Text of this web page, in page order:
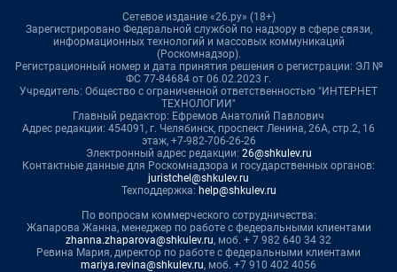
Сетевое издание «26.ру» (18+)
Зарегистрировано Федеральной службой по надзору в сфере связи,
информационных технологий и массовых коммуникаций
(Роскомнадзор).
Регистрационный номер и дата принятия решения о регистрации: ЭЛ №
ФС 77-84684 от 06.02.2023 г.
Учредитель: Общество с ограниченной ответственностью "ИНТЕРНЕТ
ТЕХНОЛОГИИ"
Главный редактор: Ефремов Анатолий Павлович
Адрес редакции: 454091, г. Челябинск, проспект Ленина, 26А, стр.2, 16
этаж, +7-982-706-26-26
Электронный адрес редакции: 26@shkulev.ru
Контактные данные для Роскомнадзора и государственных органов:
juristchel@shkulev.ru
Техподдержка: help@shkulev.ru
По вопросам коммерческого сотрудничества:
Жапарова Жанна, менеджер по работе с федеральными клиентами
zhanna.zhaparova@shkulev.ru, моб. + 7 982 640 34 32
Ревина Мария, директор по работе с федеральными клиентами
mariya.revina@shkulev.ru, моб. +7 910 402 4056